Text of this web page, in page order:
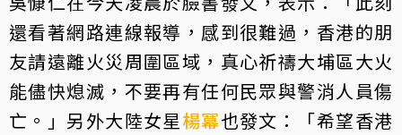
還看著網路連線報導，感到很難過，香港的朋
友請遠離火災周圍區域，真心祈禱大埔區大火
能儘快熄滅，不要再有任何民眾與警消人員傷
亡。」另外大陸女星楊冪也發文：「希望香港